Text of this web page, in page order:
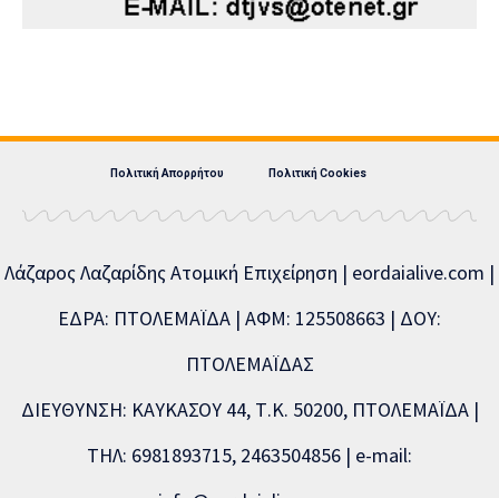
Πολιτική Απορρήτου Πολιτική Cookies
Λάζαρος Λαζαρίδης Ατομική Επιχείρηση | eordaialive.com |
ΕΔΡΑ: ΠΤΟΛΕΜΑΪΔΑ | ΑΦΜ: 125508663 | ΔΟΥ:
ΠΤΟΛΕΜΑΪΔΑΣ
ΔΙΕΥΘΥΝΣΗ: ΚΑΥΚΑΣΟΥ 44, Τ.Κ. 50200, ΠΤΟΛΕΜΑΪΔΑ |
ΤΗΛ: 6981893715, 2463504856 | e-mail: